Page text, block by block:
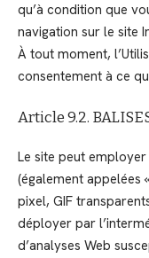
qu’à condition que
navigation sur le site
À tout moment,
consentement à ce
Article 9.2.
Le site peut
(également appelées
pixel, GIF
déployer par
d’analyses Web